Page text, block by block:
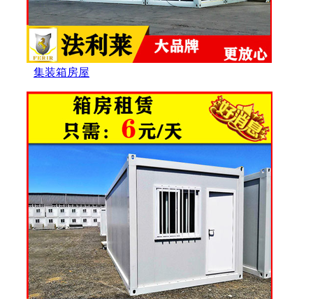
集装箱房屋